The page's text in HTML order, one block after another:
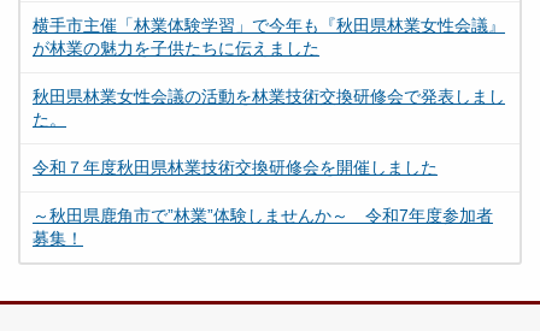
横手市主催「林業体験学習」で今年も『秋田県林業女性会議』
が林業の魅力を子供たちに伝えました
秋田県林業女性会議の活動を林業技術交換研修会で発表しまし
た。
令和７年度秋田県林業技術交換研修会を開催しました
～秋田県鹿角市で”林業”体験しませんか～ 令和7年度参加者
募集！